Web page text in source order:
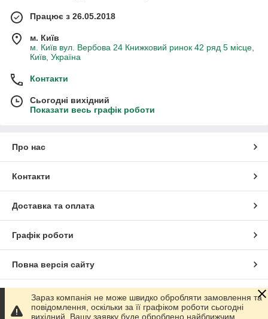
Працює з 26.05.2018
м. Київ
м. Київ вул. Вербова 24 Книжковий ринок 42 ряд 5 місце,
Київ, Україна
Контакти
Сьогодні вихідний
Показати весь графік роботи
Про нас
Контакти
Доставка та оплата
Графік роботи
Повна версія сайту
Сайт створено на маркетплейсі Prom.ua
Зараз компанія не може швидко обробляти замовлення та
повідомлення, оскільки за її графіком роботи сьогодні
вихідний. Вашу заявку буде оброблено найближчим